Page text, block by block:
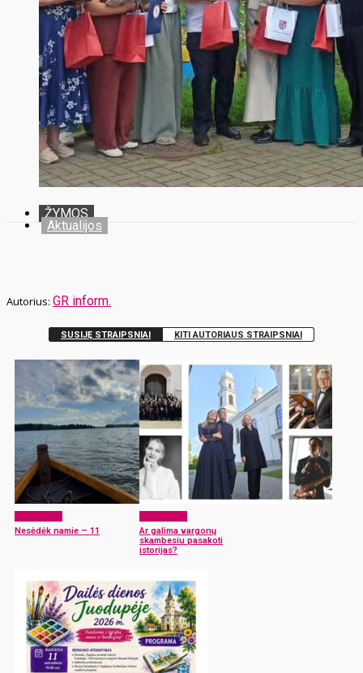
ŽYMOS
Aktualijos
GR inform.
SUSIJĘ STRAIPSNIAI KITI AUTORIAUS STRAIPSNIAI
Nesėdėk namie – 11
Ar galima vargonų
skambesiu pasakoti
istorijas?